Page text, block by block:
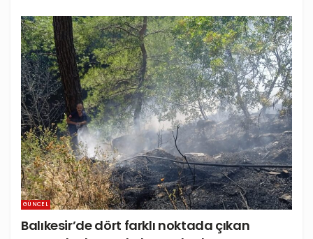
GÜNCEL
Balıkesir’de dört farklı noktada çıkan